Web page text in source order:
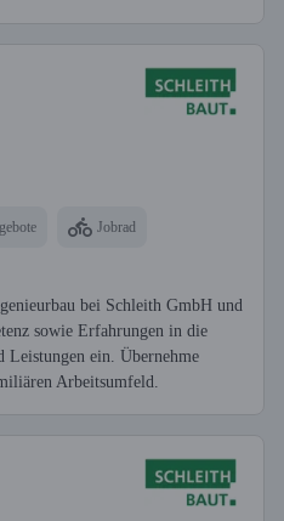
Jobrad
bei Schleith GmbH und
sowie Erfahrungen in die
Leistungen ein. Übernehme
Arbeitsumfeld.